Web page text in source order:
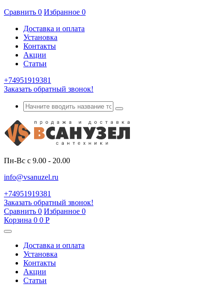
Сравнить 0 Избранное 0
Доставка и оплата
Установка
Контакты
Акции
Статьи
+74951919381
Заказать обратный звонок!
Пн-Вс с 9.00 - 20.00
info@vsanuzel.ru
+74951919381
Заказать обратный звонок!
Сравнить 0 Избранное 0
Корзина 0 0 Р
Доставка и оплата
Установка
Контакты
Акции
Статьи